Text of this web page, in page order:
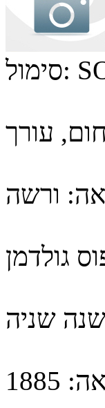
סימול:
עורך
ורשה
גולדמן
שניה
1885